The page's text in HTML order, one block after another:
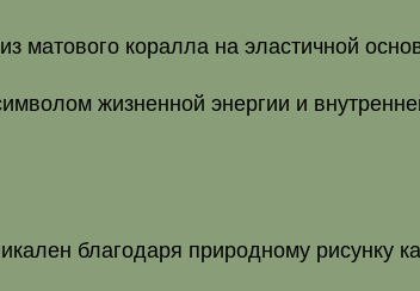
матового коралла на эластичной
жизненной энергии и
благодаря природному рисунку